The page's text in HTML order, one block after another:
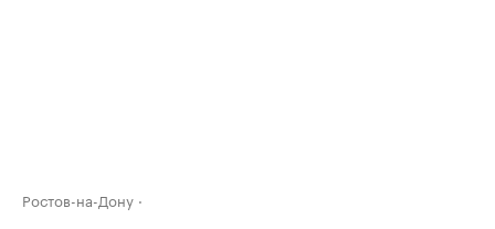
Ростов-на-Дону